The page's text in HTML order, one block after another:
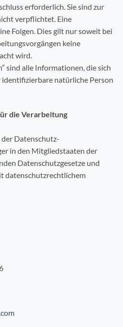
erforderlich. Sie sind zur
verpflichtet. Eine
Folgen. Dies gilt nur soweit bei
keine
wird.
sind alle Informationen, die sich
natürliche Person
die Verarbeitung
Datenschutz-
in den Mitgliedstaaten der
Datenschutzgesetze und
datenschutzrechtlichem